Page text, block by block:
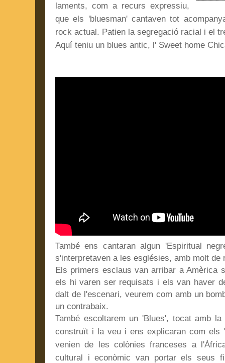
laments, com a recurs expressiu,
que els 'bluesman' cantaven tot
rock actual. Patien la segregació racial i el
Aquí teniu un blues antic, l' Sweet home
També ens cantaran algun 'Espiritual
s'interpretaven a les esglésies, amb molt
Els primers esclaus van arribar a Amèrica
els hi varen ser requisats i els van haver
dalt de l'escenari, veurem com amb un
un contrabaix.
També escoltarem un 'Blues', tocat amb
construït i la veu i ens explicaran com els
venien de les colònies franceses a
cultural i econòmic van portar els seus